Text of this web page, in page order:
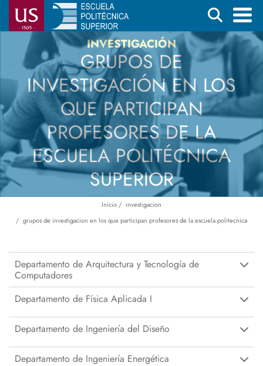
Pasar
contenido
principal
Buscar
Menú
principal
INVESTIGACIÓN
GRUPOS DE
INVESTIGACIÓN EN LOS
QUE PARTICIPAN
PROFESORES DE LA
ESCUELA POLITÉCNICA
SUPERIOR
de
Inicio
investigacion
grupos de investigacion en los que participan profesores de la escuela politecnica
Departamento de Arquitectura y Tecnología de
Computadores
Departamento de Física Aplicada I
Departamento de Ingeniería del Diseño
Departamento de Ingeniería Energética